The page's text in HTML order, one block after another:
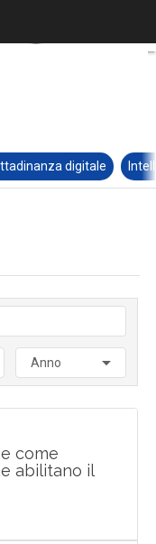
digitale
Anno
come
abilitano il